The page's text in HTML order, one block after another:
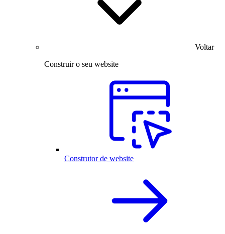
Voltar
Construir o seu website
Construtor de website